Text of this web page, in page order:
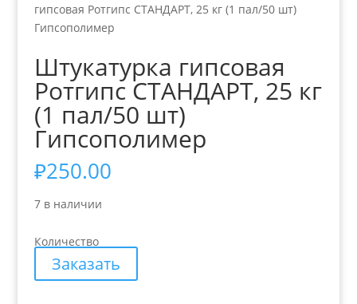
гипсовая Ротгипс СТАНДАРТ, 25 кг (1 пал/50 шт)
Гипсополимер
Штукатурка гипсовая
Ротгипс СТАНДАРТ, 25 кг
(1 пал/50 шт)
Гипсополимер
₽250.00
7 в наличии
Количество
Заказать